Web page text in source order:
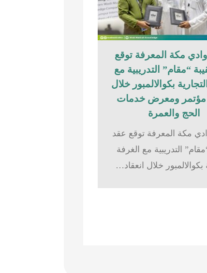
مكة المعرفة توقع
“مقام” التدريبية مع
بكوالالمبور خلال
مؤتمر ومعرض خدمات
الحج والعمرة
مكة المعرفة توقع عقد
التدريبية مع الغرفة
بكوالالمبور خلال انعقاد…